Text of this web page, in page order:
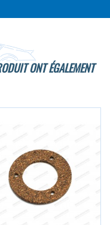
ONT ÉGALEMENT